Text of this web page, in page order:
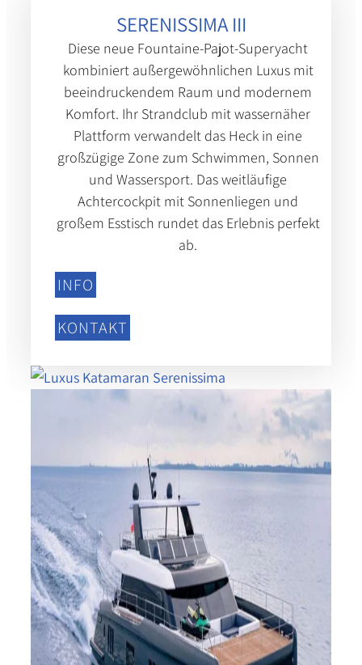
SERENISSIMA III
Diese neue Fountaine-Pajot-Superyacht
kombiniert außergewöhnlichen Luxus mit
beeindruckendem Raum und modernem
Komfort. Ihr Strandclub mit wasser­näher
Plattform verwandelt das Heck in eine
großzügige Zone zum Schwimmen, Sonnen
und Wassersport. Das weitläufige
Achtercockpit mit Sonnenliegen und
großem Esstisch rundet das Erlebnis perfekt
ab.
INFO
KONTAKT